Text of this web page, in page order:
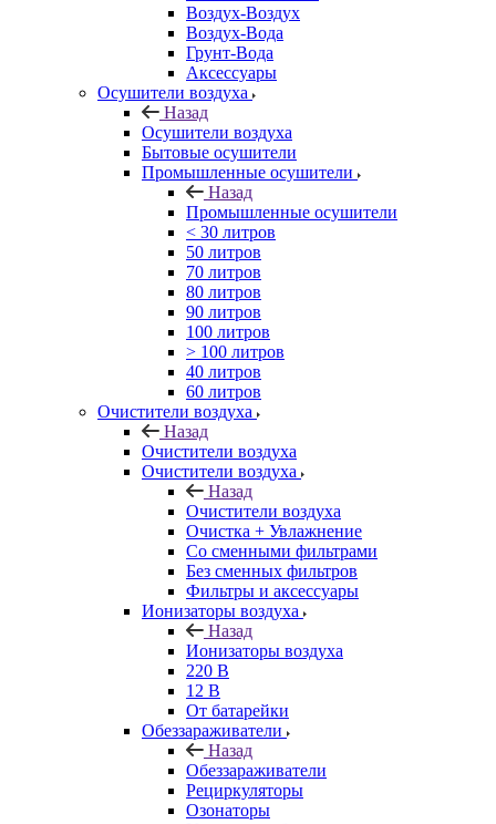
Воздух-Воздух
Воздух-Вода
Грунт-Вода
Аксессуары
Осушители воздуха
Назад
Осушители воздуха
Бытовые осушители
Промышленные осушители
Назад
Промышленные осушители
< 30 литров
50 литров
70 литров
80 литров
90 литров
100 литров
> 100 литров
40 литров
60 литров
Очистители воздуха
Назад
Очистители воздуха
Очистители воздуха
Назад
Очистители воздуха
Очистка + Увлажнение
Cо сменными фильтрами
Без сменных фильтров
Фильтры и аксессуары
Ионизаторы воздуха
Назад
Ионизаторы воздуха
220 В
12 В
От батарейки
Обеззараживатели
Назад
Обеззараживатели
Рециркуляторы
Озонаторы